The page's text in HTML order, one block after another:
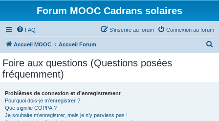
Forum MOOC Cadrans solaires
FAQ Connexion au forum
S’inscrire au forum
Accueil MOOC Accueil Forum
Foire aux questions (Questions posées
fréquemment)
Problèmes de connexion et d’enregistrement
Pourquoi dois-je m’enregistrer ?
Que signifie COPPA ?
Je souhaite m’enregistrer, mais je n’y parviens pas !